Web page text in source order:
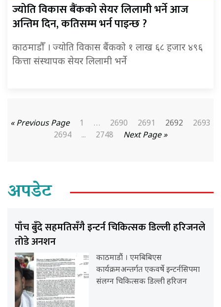
ज्योति विकास बैंकको सेयर लिलामी भर्ने आज
अन्तिम दिन, कतिसम्म भर्न पाइन्छ ?
काठमाडौँ । ज्योति विकास बैंकको १ लाख ६८ हजार ४९६
कित्ता संस्थापक सेयर लिलामी भर्ने
« Previous Page 1 … 2690 2691 2692
2693
2694
... 2748 Next Page »
अपडेट
पाँच बुँदे सहमतिसँगै इन्टर्न चिकित्सक डिल्ली हरिजनले
तोडे अनशन
काठमाडौं । एमबिबिएस
कार्यक्रमअन्तर्गत एकवर्षे इन्टर्नसिपमा
संलग्न चिकित्सक डिल्ली हरिजन